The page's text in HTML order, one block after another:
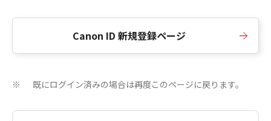
Canon ID 新規登録ページ
※ 既にログイン済みの場合は再度このページに戻ります。